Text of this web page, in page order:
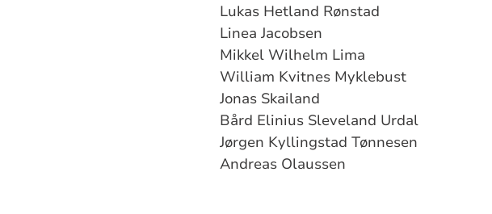
Lukas Hetland Rønstad
Linea Jacobsen
Mikkel Wilhelm Lima
William Kvitnes Myklebust
Jonas Skailand
Bård Elinius Sleveland Urdal
Jørgen Kyllingstad Tønnesen
Andreas Olaussen